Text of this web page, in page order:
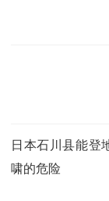
日本石川县能登
啸的危险